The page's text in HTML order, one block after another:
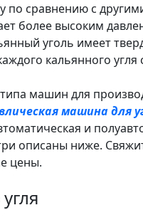
по сравнению с
более высоким
уголь имеет
кальянного угля
машин для
машина для
и
описаны ниже.
цены.